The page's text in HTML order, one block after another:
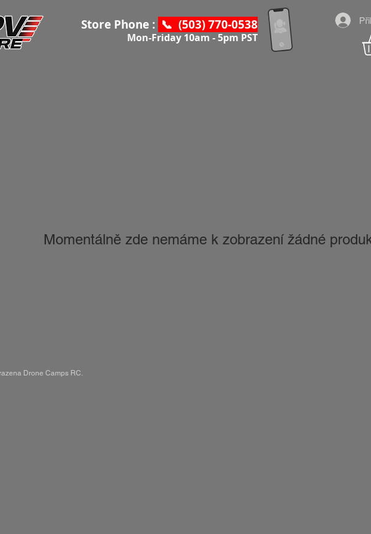
Store Phone : 📞 (503) 770-0538
Mon-Friday 10am - 5pm PST
Momentálně zde nemáme k zobrazení žádné
Drone Camps RC.